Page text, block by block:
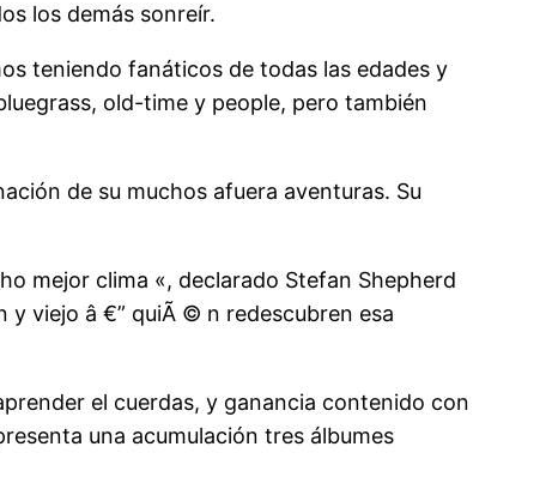
los demás sonreír.
teniendo fanáticos de todas las edades y
old-time y people, pero también
de su muchos afuera aventuras. Su
mejor clima «, declarado Stefan Shepherd
y viejo â €” quiÃ © n redescubren esa
el cuerdas, y ganancia contenido con
una acumulación tres álbumes